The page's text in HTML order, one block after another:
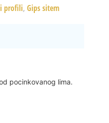
profili, Gips sitem
pocinkovanog lima.